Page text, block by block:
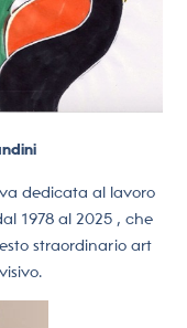
dedicata al lavoro
1978 al 2025 , che
straordinario art